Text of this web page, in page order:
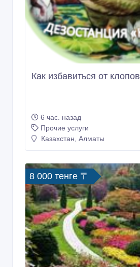
Как избавиться от клопов
6 час. назад
Прочие услуги
Казахстан, Алматы
8 000 тенге 〒